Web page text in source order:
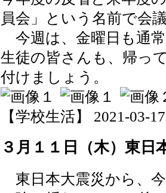
員会」という名前で会
今週は、金曜日も通
生徒の皆さんも、帰っ
付けましょう。
【学校生活】 2021-03-
３月１１日（木）東日
東日本大震災から、